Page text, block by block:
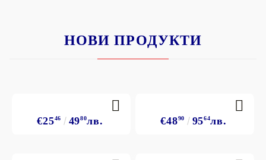
НОВИ ПРОДУКТИ
€2546 4980лв. €4890 9564лв.